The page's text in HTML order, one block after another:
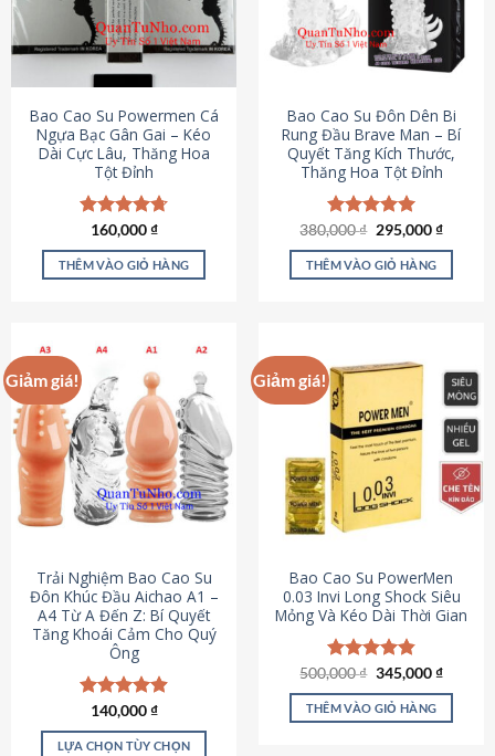
tùy
chọn
có
chọn
trên
trang
sản
phẩm
Bao Cao Su Powermen Cá
Ngựa Bạc Gân Gai – Kéo
Dài Cực Lâu, Thăng Hoa
Tột Đỉnh
Được xếp
hạng4.73
5 sao
160,000₫
THÊM VÀO GIỎ HÀNG
Bao Cao Su Đôn Dên Bi
Rung Đầu Brave Man – Bí
Quyết Tăng Kích Thước,
Thăng Hoa Tột Đỉnh
Được xếp
hạng5.00
5 sao
380,000₫ Giá
là:
380,000 ₫.
295,000₫Giá
tại
THÊM VÀO GIỎ HÀNG
Giảm giá!
Trải Nghiệm Bao Cao Su
Đôn Khúc Đầu Aichao A1 –
A4 Từ A Đến Z: Bí Quyết
Tăng Khoái Cảm Cho Quý
Ông
Được xếp
hạng4.88
5 sao
140,000₫
LỰA CHỌN TÙY CHỌN
Giảm giá!
Bao Cao Su PowerMen
0.03 Invi Long Shock Siêu
Mỏng Và Kéo Dài Thời Gian
Được xếp
hạng4.85
5 sao
500,000₫ Giá
là:
500,000 ₫.
345,000₫Giá
tại
THÊM VÀO GIỎ HÀNG